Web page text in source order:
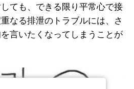
ても、できる限り平常心で接
なる排泄のトラブルには、さ
言いたくなってしまうことが